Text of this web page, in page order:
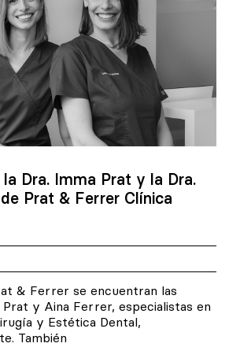
Dra. Imma Prat y la Dra.
Prat & Ferrer Clínica
& Ferrer se encuentran las
y Aina Ferrer, especialistas en
y Estética Dental,
También